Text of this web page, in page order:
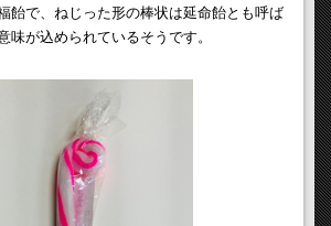
飴で、ねじった形の棒状は延命飴とも呼ば
味が込められているそうです。